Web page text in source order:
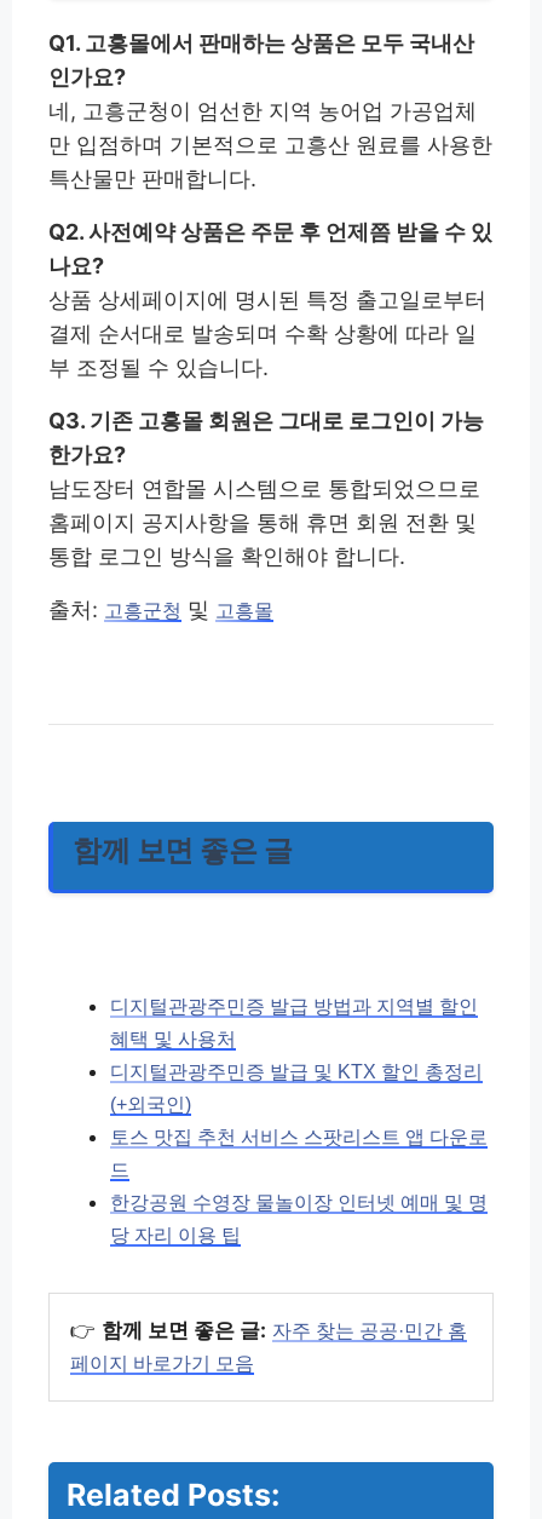
Q1. 고흥몰에서 판매하는 상품은 모두 국내산
인가요?
네, 고흥군청이 엄선한 지역 농어업 가공업체
만 입점하며 기본적으로 고흥산 원료를 사용한
특산물만 판매합니다.
Q2. 사전예약 상품은 주문 후 언제쯤 받을 수 있
나요?
상품 상세페이지에 명시된 특정 출고일로부터
결제 순서대로 발송되며 수확 상황에 따라 일
부 조정될 수 있습니다.
Q3. 기존 고흥몰 회원은 그대로 로그인이 가능
한가요?
남도장터 연합몰 시스템으로 통합되었으므로
홈페이지 공지사항을 통해 휴면 회원 전환 및
통합 로그인 방식을 확인해야 합니다.
출처: 고흥군청 및 고흥몰
함께 보면 좋은 글
디지털관광주민증 발급 방법과 지역별 할인
혜택 및 사용처
디지털관광주민증 발급 및 KTX 할인 총정리
(+외국인)
토스 맛집 추천 서비스 스팟리스트 앱 다운로
드
한강공원 수영장 물놀이장 인터넷 예매 및 명
당 자리 이용 팁
👉 함께 보면 좋은 글: 자주 찾는 공공·민간 홈
페이지 바로가기 모음
Related Posts:
기